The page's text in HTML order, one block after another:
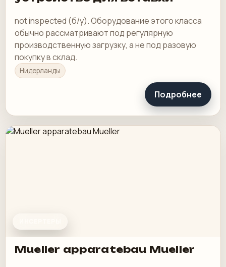
not inspected (б/у). Оборудование этого класса
обычно рассматривают под регулярную
производственную загрузку, а не под разовую
покупку в склад.
Нидерланды
Подробнее
Mueller apparatebau Mueller